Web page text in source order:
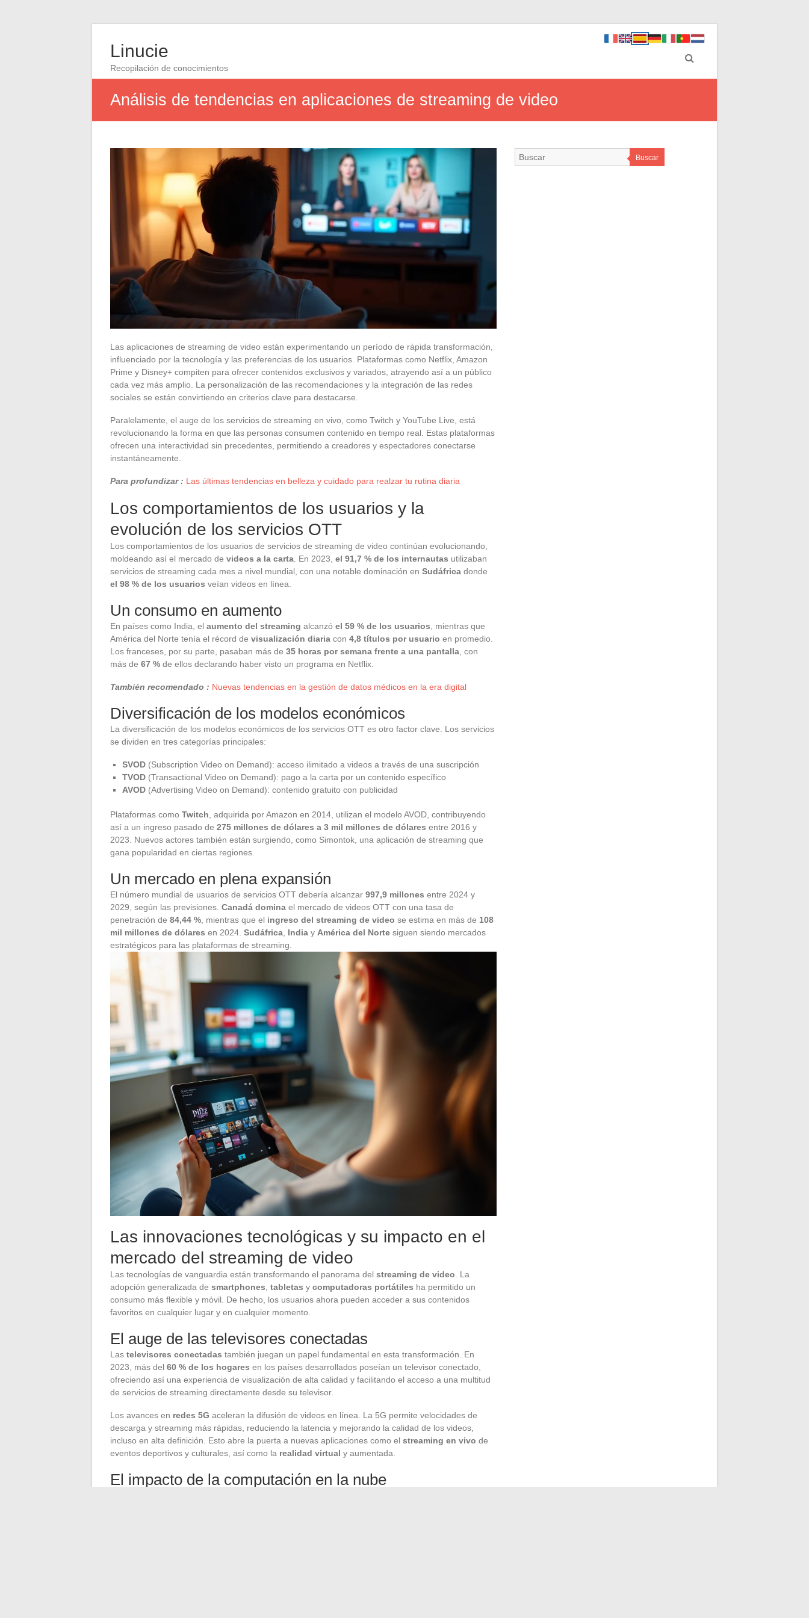
Linucie
Recopilación de conocimientos
Análisis de tendencias en aplicaciones de streaming de video
Las aplicaciones de streaming de video están experimentando un período de rápida transformación,
influenciado por la tecnología y las preferencias de los usuarios. Plataformas como Netflix, Amazon
Prime y Disney+ compiten para ofrecer contenidos exclusivos y variados, atrayendo así a un público
cada vez más amplio. La personalización de las recomendaciones y la integración de las redes
sociales se están convirtiendo en criterios clave para destacarse.
Paralelamente, el auge de los servicios de streaming en vivo, como Twitch y YouTube Live, está
revolucionando la forma en que las personas consumen contenido en tiempo real. Estas plataformas
ofrecen una interactividad sin precedentes, permitiendo a creadores y espectadores conectarse
instantáneamente.
Para profundizar : Las últimas tendencias en belleza y cuidado para realzar tu rutina diaria
Los comportamientos de los usuarios y la
evolución de los servicios OTT
Los comportamientos de los usuarios de servicios de streaming de video continúan evolucionando,
moldeando así el mercado de videos a la carta . En 2023, el 91,7 % de los internautas utilizaban
servicios de streaming cada mes a nivel mundial, con una notable dominación en Sudáfrica donde
el 98 % de los usuarios veían videos en línea.
Un consumo en aumento
En países como India, el aumento del streaming alcanzó el 59 % de los usuarios , mientras que
América del Norte tenía el récord de visualización diaria con 4,8 títulos por usuario en promedio.
Los franceses, por su parte, pasaban más de 35 horas por semana frente a una pantalla , con
más de 67 % de ellos declarando haber visto un programa en Netflix.
También recomendado : Nuevas tendencias en la gestión de datos médicos en la era digital
Diversificación de los modelos económicos
La diversificación de los modelos económicos de los servicios OTT es otro factor clave. Los servicios
se dividen en tres categorías principales:
SVOD (Subscription Video on Demand): acceso ilimitado a videos a través de una suscripción
TVOD (Transactional Video on Demand): pago a la carta por un contenido específico
AVOD (Advertising Video on Demand): contenido gratuito con publicidad
Plataformas como Twitch , adquirida por Amazon en 2014, utilizan el modelo AVOD, contribuyendo
así a un ingreso pasado de 275 millones de dólares a 3 mil millones de dólares entre 2016 y
2023. Nuevos actores también están surgiendo, como Simontok, una aplicación de streaming que
gana popularidad en ciertas regiones.
Un mercado en plena expansión
El número mundial de usuarios de servicios OTT debería alcanzar 997,9 millones entre 2024 y
2029, según las previsiones. Canadá domina el mercado de videos OTT con una tasa de
penetración de 84,44 % , mientras que el ingreso del streaming de video se estima en más de 108
mil millones de dólares en 2024. Sudáfrica India y América del Norte siguen siendo mercados
estratégicos para las plataformas de streaming.
Las innovaciones tecnológicas y su impacto en el
mercado del streaming de video
Las tecnologías de vanguardia están transformando el panorama del streaming de video . La
adopción generalizada de smartphones tabletas y computadoras portátiles ha permitido un
consumo más flexible y móvil. De hecho, los usuarios ahora pueden acceder a sus contenidos
favoritos en cualquier lugar y en cualquier momento.
El auge de las televisores conectadas
Las televisores conectadas también juegan un papel fundamental en esta transformación. En
2023, más del 60 % de los hogares en los países desarrollados poseían un televisor conectado,
ofreciendo así una experiencia de visualización de alta calidad y facilitando el acceso a una multitud
de servicios de streaming directamente desde su televisor.
Los avances en redes 5G aceleran la difusión de videos en línea. La 5G permite velocidades de
descarga y streaming más rápidas, reduciendo la latencia y mejorando la calidad de los videos,
incluso en alta definición. Esto abre la puerta a nuevas aplicaciones como el streaming en vivo de
eventos deportivos y culturales, así como la realidad virtual y aumentada.
El impacto de la computación en la nube
Buscar